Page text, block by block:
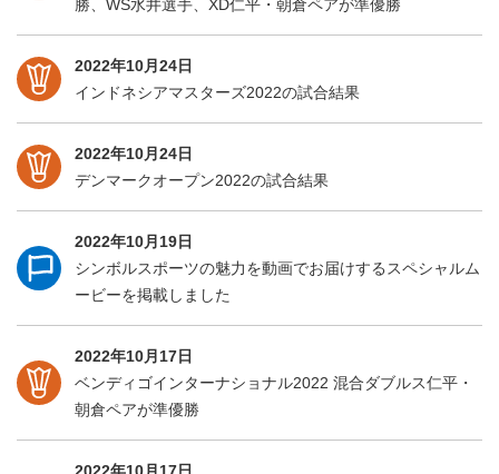
勝、WS水井選手、XD仁平・朝倉ペアが準優勝
2022年10月24日
インドネシアマスターズ2022の試合結果
2022年10月24日
デンマークオープン2022の試合結果
2022年10月19日
シンボルスポーツの魅力を動画でお届けするスペシャルム
ービーを掲載しました
2022年10月17日
ベンディゴインターナショナル2022 混合ダブルス仁平・
朝倉ペアが準優勝